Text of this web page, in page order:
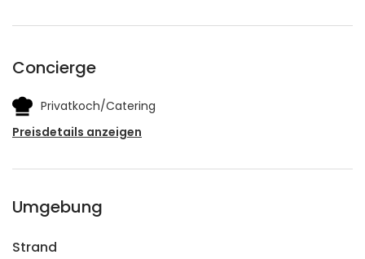
Concierge
Privatkoch/Catering
Preisdetails anzeigen
Umgebung
Strand